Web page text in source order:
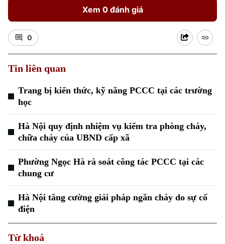
Xem 0 đánh giá
0
Tin liên quan
Trang bị kiến thức, kỹ năng PCCC tại các trường
học
Hà Nội quy định nhiệm vụ kiểm tra phòng cháy,
chữa cháy của UBND cấp xã
Phường Ngọc Hà rà soát công tác PCCC tại các
chung cư
Hà Nội tăng cường giải pháp ngăn cháy do sự cố
điện
Từ khoá